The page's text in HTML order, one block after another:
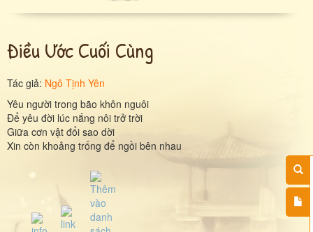
Điều Ước Cuối Cùng
Tác giả: Ngô Tịnh Yên
Yêu người trong bão khôn nguôi
Ðể yêu đời lúc nắng nôi trở trời
Giữa cơn vật đổi sao dời
Xin còn khoảng trống để ngồi bên nhau